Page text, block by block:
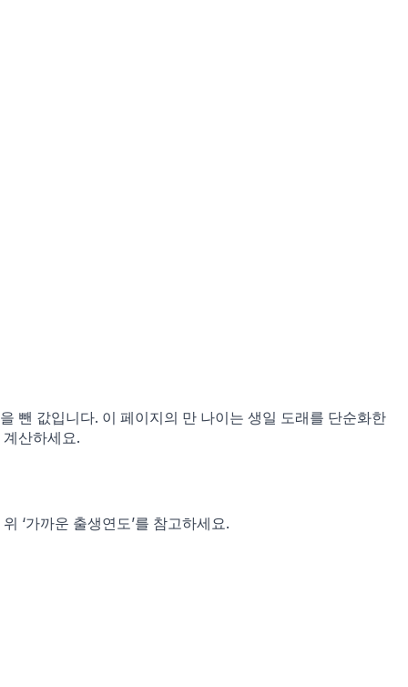
뺀 값입니다. 이 페이지의 만 나이는 생일 도래를 단순화한
계산하세요.
‘가까운 출생연도’를 참고하세요.